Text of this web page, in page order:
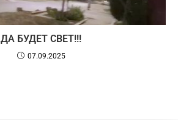
ДА БУДЕТ СВЕТ!!!
07.09.2025